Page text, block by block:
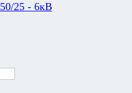
25 - 6кВ